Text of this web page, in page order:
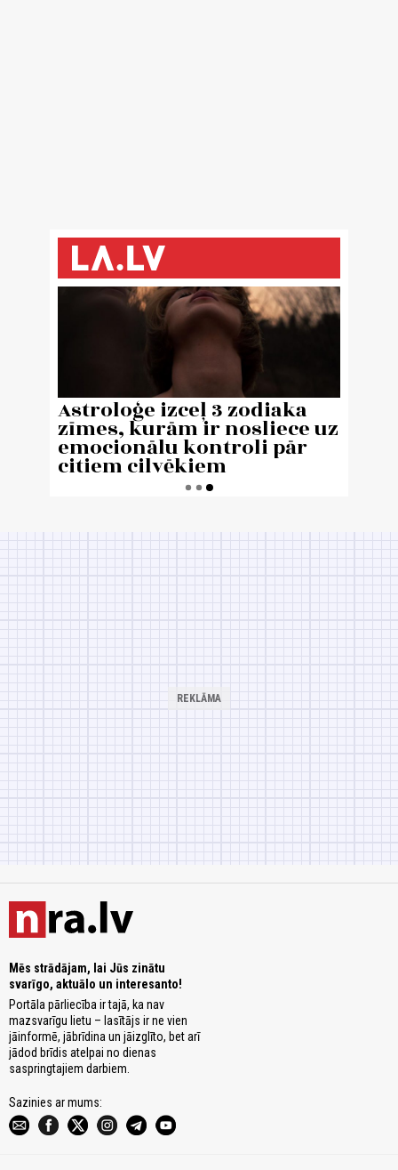
Mēs strādājam, lai Jūs zinātu
svarīgo, aktuālo un interesanto!
Portāla pārliecība ir tajā, ka nav
mazsvarīgu lietu – lasītājs ir ne vien
jāinformē, jābrīdina un jāizglīto, bet arī
jādod brīdis atelpai no dienas
saspringtajiem darbiem.
Sazinies ar mums: